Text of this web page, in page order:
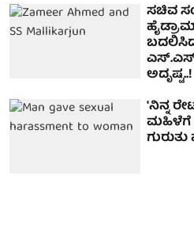
ಸಚಿವ
ಎಸ್‌.ಎಸ್‌
ಅದೃಷ್ಟ..!
'ನಿನ್ನ
ಮಹಿಳೆಗೆ
ಗುರುತು